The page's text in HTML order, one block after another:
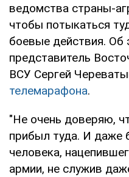
ведомства страны-
чтобы потыкаться
боевые действия. Об
представитель
ВСУ Сергей
телемарафона.
"Не очень доверяю,
прибыл туда. И даже
человека,
армии, не служив